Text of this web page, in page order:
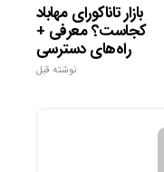
بازار تاناکورای مهاباد
کجاست؟ معرفی +
راه‌های دسترسی
نوشته قبل